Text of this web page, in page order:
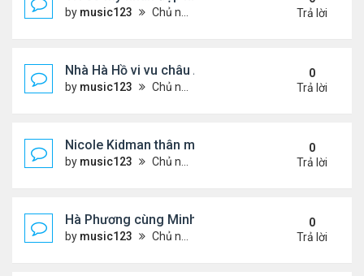
by music123 Chủ nhật Tháng 7 26, 2026 4:49 pm
Trả lời
Nhà Hà Hồ vi vu châu Âu
by music123 Chủ nhật Tháng 7 26, 2026 4:40 pm
0
Trả lời
Nicole Kidman thân mật bên bf doanh nhân
by music123 Chủ nhật Tháng 7 26, 2026 4:34 pm
0
Trả lời
Hà Phương cùng Minh Tuyết đi sự kiện
by music123 Chủ nhật Tháng 7 26, 2026 3:51 pm
0
Trả lời